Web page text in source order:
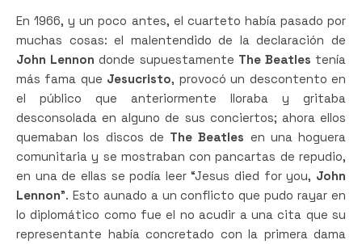
En 1966, y un poco antes, el cuarteto había pasado por
muchas cosas: el malentendido de la declaración de
John Lennon donde supuestamente The Beatles tenía
más fama que Jesucristo, provocó un descontento en
el público que anteriormente lloraba y gritaba
desconsolada en alguno de sus conciertos; ahora ellos
quemaban los discos de The Beatles en una hoguera
comunitaria y se mostraban con pancartas de repudio,
en una de ellas se podía leer “Jesus died for you, John
Lennon”. Esto aunado a un conflicto que pudo rayar en
lo diplomático como fue el no acudir a una cita que su
representante había concretado con la primera dama